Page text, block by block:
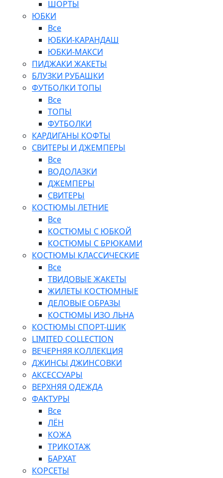
ШОРТЫ
ЮБКИ
Все
ЮБКИ-КАРАНДАШ
ЮБКИ-МАКСИ
ПИДЖАКИ ЖАКЕТЫ
БЛУЗКИ РУБАШКИ
ФУТБОЛКИ ТОПЫ
Все
ТОПЫ
ФУТБОЛКИ
КАРДИГАНЫ КОФТЫ
СВИТЕРЫ И ДЖЕМПЕРЫ
Все
ВОДОЛАЗКИ
ДЖЕМПЕРЫ
СВИТЕРЫ
КОСТЮМЫ ЛЕТНИЕ
Все
КОСТЮМЫ С ЮБКОЙ
КОСТЮМЫ С БРЮКАМИ
КОСТЮМЫ КЛАССИЧЕСКИЕ
Все
ТВИДОВЫЕ ЖАКЕТЫ
ЖИЛЕТЫ КОСТЮМНЫЕ
ДЕЛОВЫЕ ОБРАЗЫ
КОСТЮМЫ ИЗО ЛЬНА
КОСТЮМЫ СПОРТ-ШИК
LIMITED COLLECTION
ВЕЧЕРНЯЯ КОЛЛЕКЦИЯ
ДЖИНСЫ ДЖИНСОВКИ
АКСЕССУАРЫ
ВЕРХНЯЯ ОДЕЖДА
ФАКТУРЫ
Все
ЛЁН
КОЖА
ТРИКОТАЖ
БАРХАТ
КОРСЕТЫ